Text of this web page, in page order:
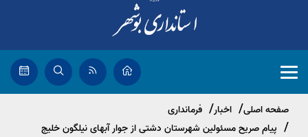
صفحه اصلی اخبار
فرمانداری
پیام صریح مسئولین شهرستان دشتی از جوار آبهای نیلگون خلیج